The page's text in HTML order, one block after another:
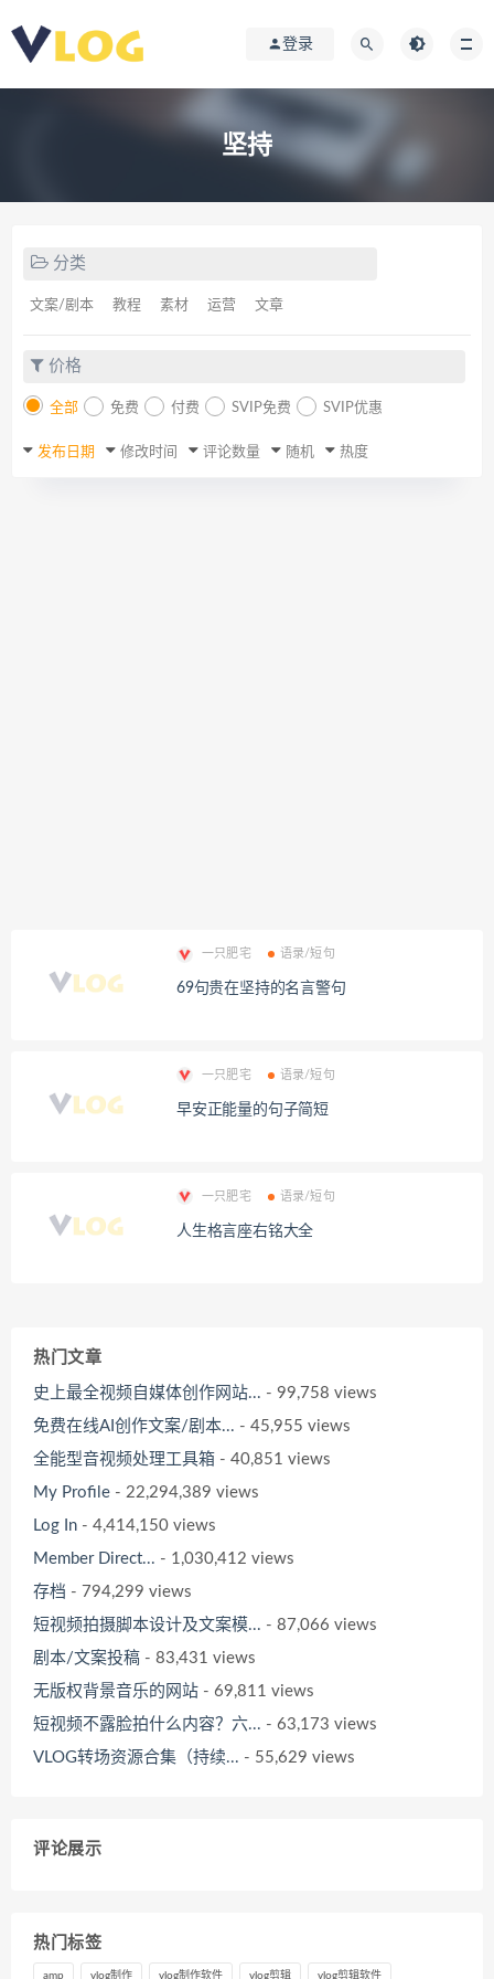
登录
坚持
分类
文案/剧本 教程 素材 运营 文章
价格
全部 免费 付费 SVIP免费 SVIP优惠
发布日期 修改时间 评论数量 随机 热度
一只肥宅 语录/短句
69句贵在坚持的名言警句
一只肥宅 语录/短句
早安正能量的句子简短
一只肥宅 语录/短句
人生格言座右铭大全
热门文章
史上最全视频自媒体创作网站... - 99,758 views
免费在线AI创作文案/剧本... - 45,955 views
全能型音视频处理工具箱 - 40,851 views
My Profile - 22,294,389 views
Log In - 4,414,150 views
Member Direct... - 1,030,412 views
存档 - 794,299 views
短视频拍摄脚本设计及文案模... - 87,066 views
剧本/文案投稿 - 83,431 views
无版权背景音乐的网站 - 69,811 views
短视频不露脸拍什么内容？六... - 63,173 views
VLOG转场资源合集（持续... - 55,629 views
评论展示
热门标签
amp vlog制作 vlog制作软件 vlog剪辑 vlog剪辑软件